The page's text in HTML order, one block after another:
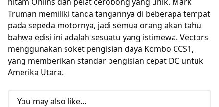
Truman memiliki tanda tangannya di beberapa tempat
pada sepeda motornya, jadi semua orang akan tahu
bahwa edisi ini adalah sesuatu yang istimewa. Vectors
menggunakan soket pengisian daya Kombo CCS1,
yang memberikan standar pengisian cepat DC untuk
Amerika Utara.
You may also like...